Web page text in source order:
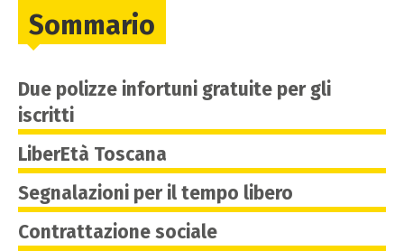
Sommario
Due polizze infortuni gratuite per gli
iscritti
LiberEtà Toscana
Segnalazioni per il tempo libero
Contrattazione sociale